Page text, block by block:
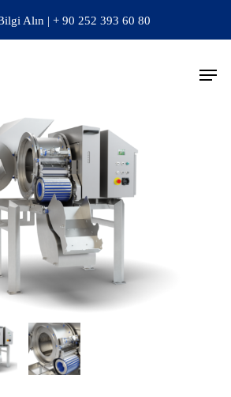
Alın | + 90 252 393 60 80
Menu